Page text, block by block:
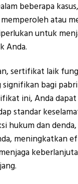
beberapa
atau
untuk
Anda.
sertifikat laik
bagi
ini, Anda
standar
hukum dan
meningkatkan